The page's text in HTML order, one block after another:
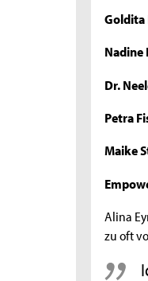
Goldita
Nadine
Dr.
Petra
Maike
Alina
zu oft